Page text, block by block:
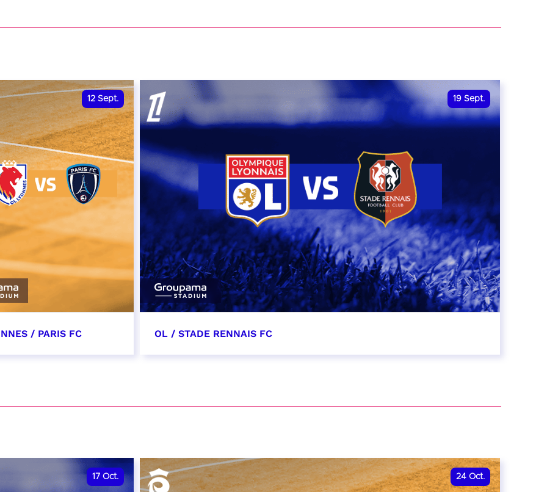
12 Sept.
/ PARIS FC
19 Sept.
OL / STADE RENNAIS FC
RÉSERVER
17 Oct. 24 Oct.